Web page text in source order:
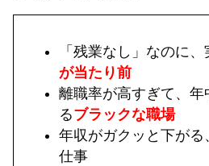
「残業なし」なのに、
が当たり前
離職率が高すぎて、
るブラックな職場
年収がガクッと下が
仕事